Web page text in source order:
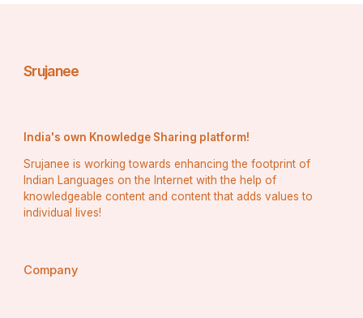
Srujanee
India's own Knowledge Sharing platform!
Srujanee is working towards enhancing the footprint of
Indian Languages on the Internet with the help of
knowledgeable content and content that adds values to
individual lives!
Company